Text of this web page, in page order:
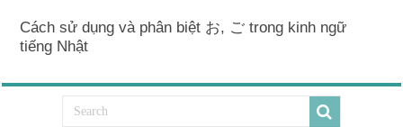
Cách sử dụng và phân biệt お, ご trong kinh ngữ
tiếng Nhật